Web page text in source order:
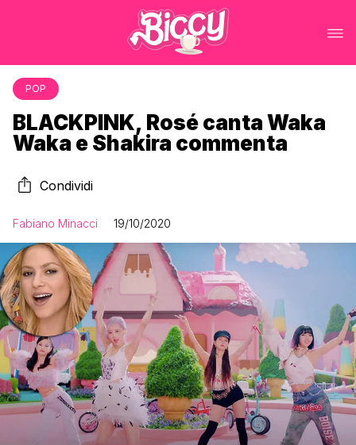
POP
BLACKPINK, Rosé canta Waka
Waka e Shakira commenta
Condividi
Fabiano Minacci 19/10/2020